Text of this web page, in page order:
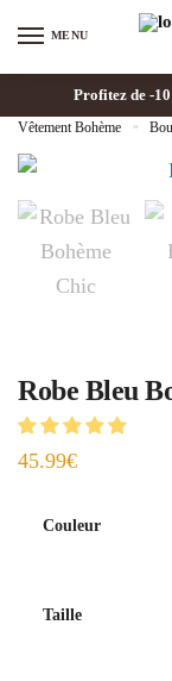
MENU
Profitez de -
Vêtement Bohème »
Robe Bleu
45.99€
Couleur
Taille